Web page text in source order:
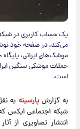
یک حساب کاربری در
می‌کند، در صفحه خود
موشک‌های ایرانی،
است.
به گزارشپارسینه به
شبکه اجتماعی ایکس که
انتشار تصاویری از